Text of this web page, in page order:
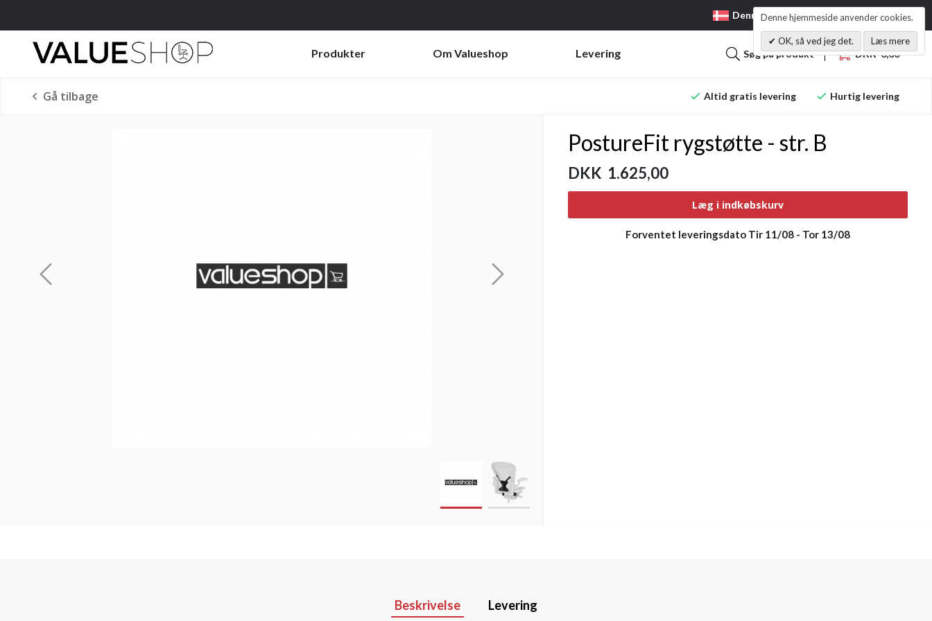
Denmark Artikler Kontakt
Produkter Om Valueshop Levering Søg på produkt DKK 0,00
Gå tilbage Altid gratis levering Hurtig levering
PostureFit rygstøtte - str. B
DKK 1.625,00
Læg i indkøbskurv
Forventet leveringsdato Tir 11/08 - Tor 13/08
Beskrivelse Levering
Denne hjemmeside anvender cookies.
OK, så ved jeg det. Læs mere